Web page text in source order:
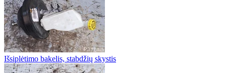
Išsiplėtimo bakelis, stabdžių skystis